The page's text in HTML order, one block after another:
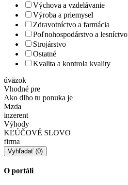
Výchova a vzdelávanie
Výroba a priemysel
Zdravotníctvo a farmácia
Poľnohospodárstvo a lesníctvo
Strojárstvo
Ostatné
Kvalita a kontrola kvality
úväzok
Vhodné pre
Ako dlho tu ponuka je
Mzda
inzerent
Výhody
KĽÚČOVÉ SLOVO
firma
O portáli